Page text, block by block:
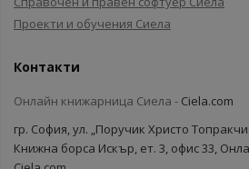
Проекти и обучения Сиела
Контакти
Онлайн книжарница Сиела - Ciela.com
гр. София, ул. „Поручик Христо
Книжна борса Искър, ет. 3, офис 33,